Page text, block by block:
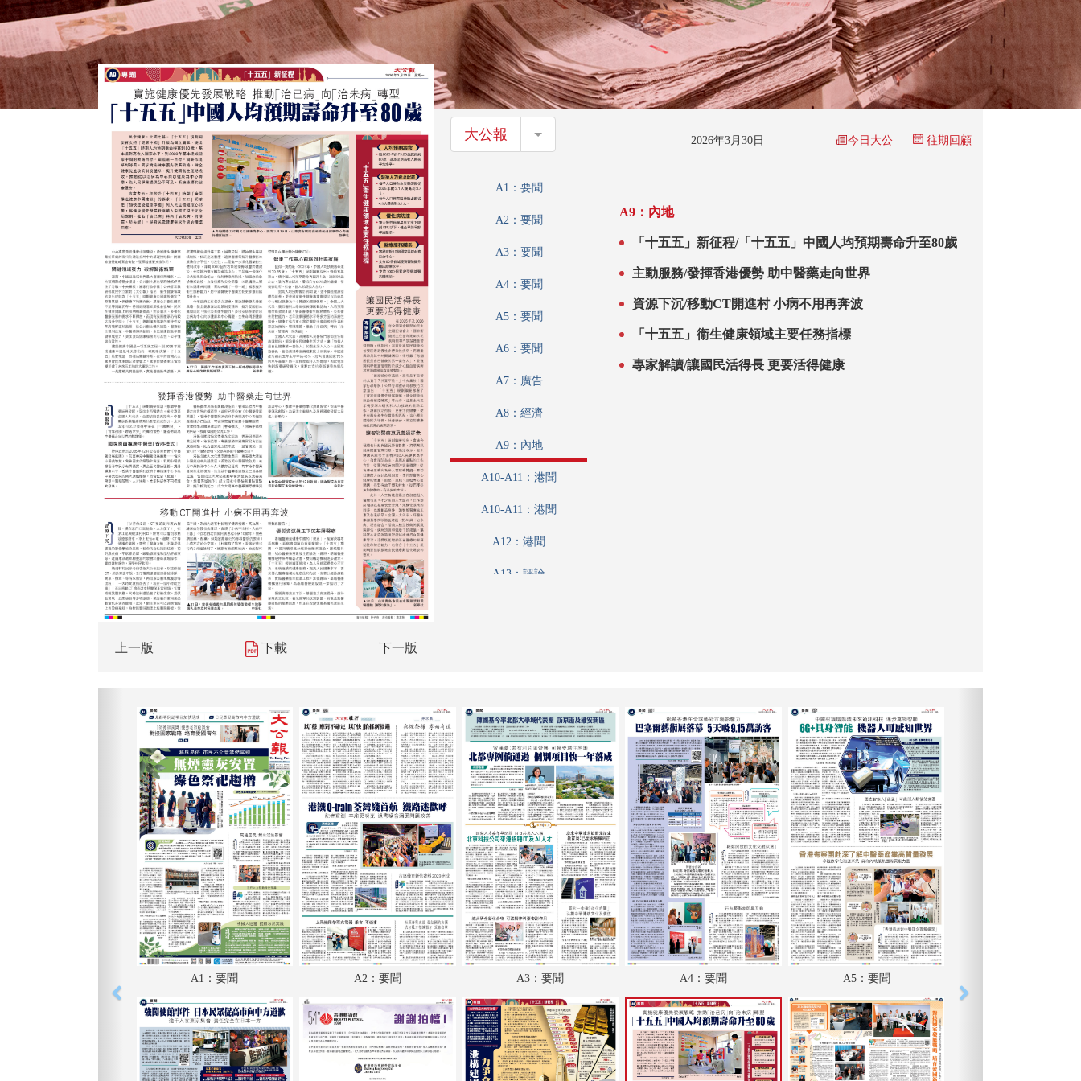
上一版 下載 下一版
大公報 大公報 2026年3月30日 今日大公 往期回顧
A1：要聞
A2：要聞
A3：要聞
A4：要聞
A5：要聞
A6：要聞
A7：廣告
A8：經濟
A9：內地
A10-A11：港聞
A10-A11：港聞
A12：港聞
A13：評論
A18：內地
A19：教育
A20：體育
A21：國際
A22：國際
B1：體育
B2：大公園
B3：小公園
A9：內地
「十五五」新征程/「十五五」中國人均預期壽命升至80歲
主動服務/發揮香港優勢 助中醫藥走向世界
資源下沉/移動CT開進村 小病不用再奔波
「十五五」衞生健康領域主要任務指標
專家解讀/讓國民活得長 更要活得健康
A1：要聞 A2：要聞 A3：要聞 A4：要聞 A5：要聞